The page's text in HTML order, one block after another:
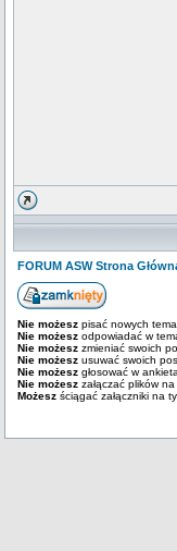
FORUM ASW Strona
Nie możesz pisać nowych
Nie możesz odpowiadać w
Nie możesz zmieniać swoich
Nie możesz usuwać swoich
Nie możesz głosować w
Nie możesz załączać plików
Możesz ściągać załączniki na